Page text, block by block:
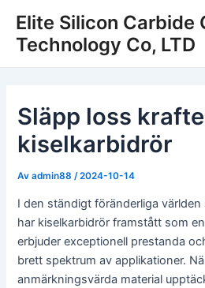
innehåll
Elite Silicon Carbide
Technology Co, LTD
Släpp loss
kiselkarbidrör
Av admin88/2024-10-14
I den ständigt föränderliga världen
har kiselkarbidrör framstått som
erbjuder exceptionell prestanda
brett spektrum av applikationer.
anmärkningsvärda material